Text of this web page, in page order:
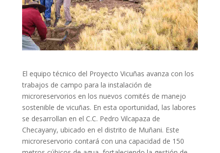
El equipo técnico del Proyecto Vicuñas avanza con los
trabajos de campo para la instalación de
microreservorios en los nuevos comités de manejo
sostenible de vicuñas. En esta oportunidad, las labores
se desarrollan en el C.C. Pedro Vilcapaza de
Checayany, ubicado en el distrito de Muñani. Este
microreservorio contará con una capacidad de 150